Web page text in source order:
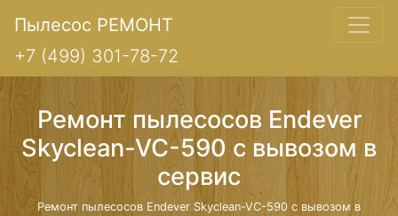
Пылесос РЕМОНТ
+7 (499) 301-78-72
Ремонт пылесосов Endever
Skyclean-VC-590 с вывозом в
сервис
Ремонт пылесосов Endever Skyclean-VC-590 с вывозом в